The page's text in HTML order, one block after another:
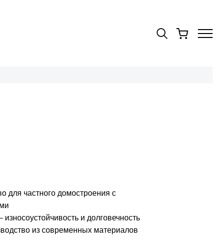
для частного домостроения с
и долговечность
из современных материалов